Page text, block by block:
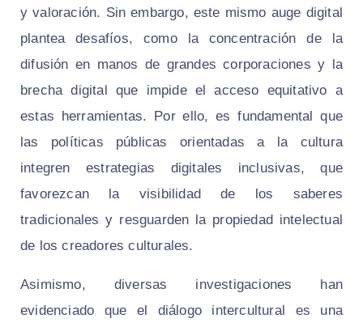
y valoración. Sin embargo, este mismo auge digital
plantea desafíos, como la concentración de la
difusión en manos de grandes corporaciones y la
brecha digital que impide el acceso equitativo a
estas herramientas. Por ello, es fundamental que
las políticas públicas orientadas a la cultura
integren estrategias digitales inclusivas, que
favorezcan la visibilidad de los saberes
tradicionales y resguarden la propiedad intelectual
de los creadores culturales.
Asimismo, diversas investigaciones han
evidenciado que el diálogo intercultural es una